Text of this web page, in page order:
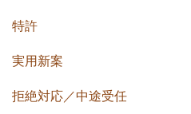
特許
実用新案
拒絶対応／中途受任